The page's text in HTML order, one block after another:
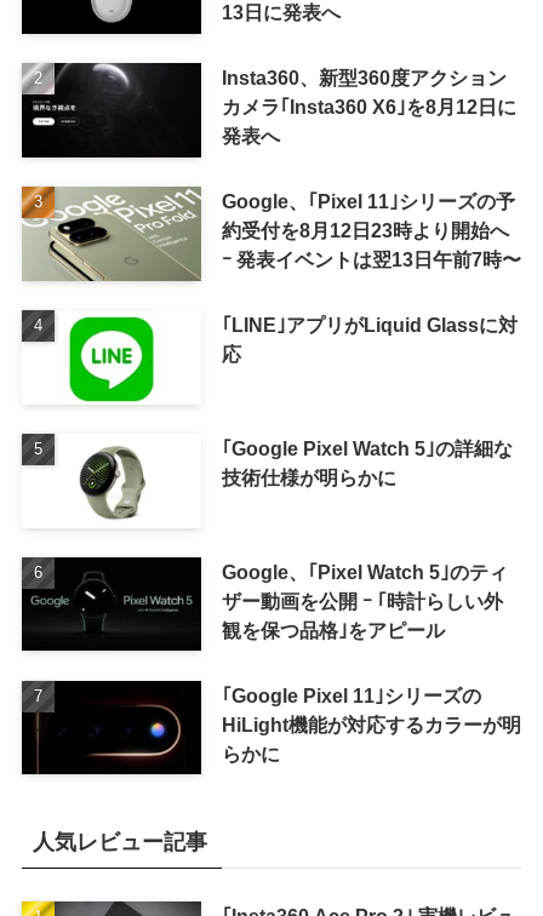
13日に発表へ
Insta360、新型360度アクション
カメラ｢Insta360 X6｣を8月12日に
発表へ
Google、｢Pixel 11｣シリーズの予
約受付を8月12日23時より開始へ
ｰ 発表イベントは翌13日午前7時〜
｢LINE｣アプリがLiquid Glassに対
応
｢Google Pixel Watch 5｣の詳細な
技術仕様が明らかに
Google、｢Pixel Watch 5｣のティ
ザー動画を公開 ｰ ｢時計らしい外
観を保つ品格｣をアピール
｢Google Pixel 11｣シリーズの
HiLight機能が対応するカラーが明
らかに
人気レビュー記事